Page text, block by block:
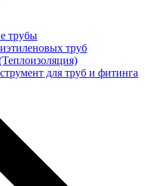
трубы
труб
для труб и фитинга